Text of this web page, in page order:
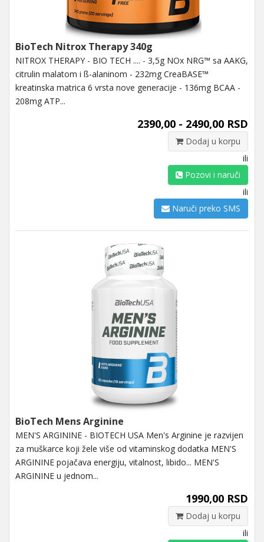
BioTech Nitrox Therapy 340g
NITROX THERAPY - BIO TECH .... - 3,5g NOx NRG™ sa AAKG,
citrulin malatom i ß-alaninom - 232mg CreaBASE™
kreatinska matrica 6 vrsta nove generacije - 136mg BCAA -
208mg ATP...
2390,00 - 2490,00 RSD
Dodaj u korpu
ili
Pozovi i naruči
ili
Naruči preko SMS
BioTech Mens Arginine
MEN'S ARGININE - BIOTECH USA Men's Arginine je razvijen
za muškarce koji žele više od vitaminskog dodatka MEN'S
ARGININE pojačava energiju, vitalnost, libido... MEN'S
ARGININE u jednom...
1990,00 RSD
Dodaj u korpu
ili